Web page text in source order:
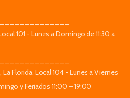
101 - Lunes a Domingo de 11:30 a
La Florida. Local 104 - Lunes a Viernes
y Feriados 11:00 – 19:00